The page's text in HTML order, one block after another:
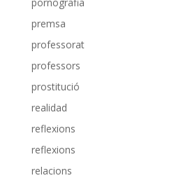
premsa
professorat
professors
prostitució
realidad
reflexions
reflexions
relacions